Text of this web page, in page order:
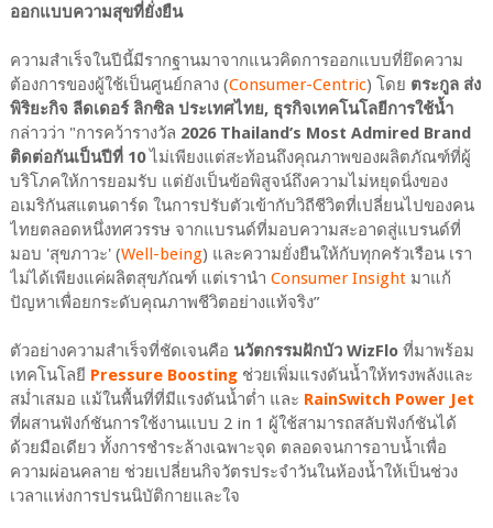
ออกแบบความสุขที่ยั่งยืน
ความสำเร็จในปีนี้มีรากฐานมาจากแนวคิดการออกแบบที่ยึดความ
ต้องการของผู้ใช้เป็นศูนย์กลาง (Consumer-Centric) โดย ตระกูล ส่ง
พิริยะกิจ ลีดเดอร์ ลิกซิล ประเทศไทย, ธุรกิจเทคโนโลยีการใช้น้ำ
กล่าวว่า "การคว้ารางวัล 2026 Thailand’s Most Admired Brand
ติดต่อกันเป็นปีที่ 10ไม่เพียงแต่สะท้อนถึงคุณภาพของผลิตภัณฑ์ที่ผู้
บริโภคให้การยอมรับ แต่ยังเป็นข้อพิสูจน์ถึงความไม่หยุดนิ่งของ
อเมริกันสแตนดาร์ด ในการปรับตัวเข้ากับวิถีชีวิตที่เปลี่ยนไปของคน
ไทยตลอดหนึ่งทศวรรษ จากแบรนด์ที่มอบความสะอาดสู่แบรนด์ที่
มอบ 'สุขภาวะ' (Well-being) และความยั่งยืนให้กับทุกครัวเรือน เรา
ไม่ได้เพียงแค่ผลิตสุขภัณฑ์ แต่เรานำ Consumer Insightมาแก้
ปัญหาเพื่อยกระดับคุณภาพชีวิตอย่างแท้จริง”
ตัวอย่างความสำเร็จที่ชัดเจนคือ นวัตกรรมฝักบัว WizFloที่มาพร้อม
เทคโนโลยี Pressure Boostingช่วยเพิ่มแรงดันน้ำให้ทรงพลังและ
สม่ำเสมอ แม้ในพื้นที่ที่มีแรงดันน้ำต่ำ และ RainSwitch Power Jet
ที่ผสานฟังก์ชันการใช้งานแบบ 2 in 1 ผู้ใช้สามารถสลับฟังก์ชันได้
ด้วยมือเดียว ทั้งการชำระล้างเฉพาะจุด ตลอดจนการอาบน้ำเพื่อ
ความผ่อนคลาย ช่วยเปลี่ยนกิจวัตรประจำวันในห้องน้ำให้เป็นช่วง
เวลาแห่งการปรนนิบัติกายและใจ